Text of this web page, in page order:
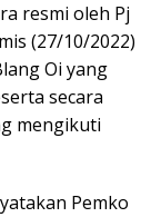
resmi oleh Pj
(27/10/2022)
Oi yang
secara
mengikuti
Pemko